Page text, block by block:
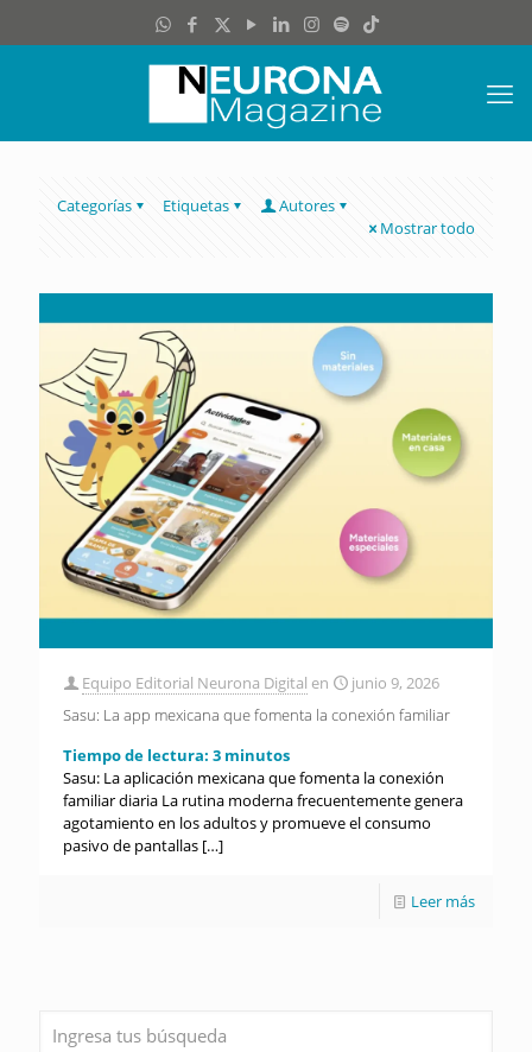
Categorías Etiquetas
Autores
Mostrar todo
Equipo Editorial Neurona Digital en
junio 9, 2026
Sasu: La app mexicana que fomenta la conexión familiar
Tiempo de lectura: 3 minutos
Sasu: La aplicación mexicana que fomenta la conexión
familiar diaria La rutina moderna frecuentemente genera
agotamiento en los adultos y promueve el consumo
pasivo de pantallas […]
Leer más